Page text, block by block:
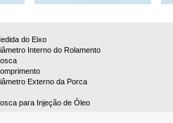
do Eixo
Interno do Rolamento
Externo da Porca
para Injeção de Óleo